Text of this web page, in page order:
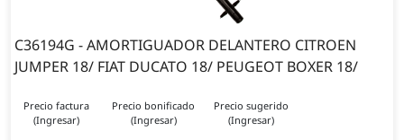
C36194G - AMORTIGUADOR DELANTERO CITROEN
JUMPER 18/ FIAT DUCATO 18/ PEUGEOT BOXER 18/
Precio factura
(Ingresar)
Precio bonificado
(Ingresar)
Precio sugerido
(Ingresar)